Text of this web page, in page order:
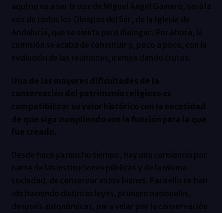
aquí no va a ser la voz de Miguel Ángel Gamero, será la
voz de todos los Obispos del Sur, de la Iglesia de
Andalucía, que se sienta para dialogar. Por ahora, la
comisión se acaba de constituir y, poco a poco, con la
evolución de las reuniones, iremos dando frutos.
Una de las mayores dificultades de la
conservación del patrimonio religioso es
compatibilizar su valor histórico con la necesidad
de que siga cumpliendo con la función para la que
fue creado.
Desde hace ya mucho tiempo, hay una conciencia por
parte de las instituciones públicas y de la misma
sociedad, de conservar estos bienes. Para ello se han
ido haciendo distintas leyes, primero nacionales,
después autonómicas, para velar por la conservación